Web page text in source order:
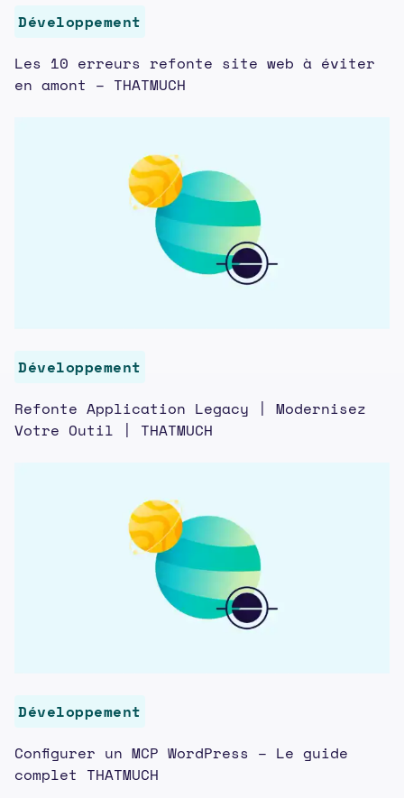
Développement
Les 10 erreurs refonte site web à éviter
en amont – THATMUCH
Développement
Refonte Application Legacy | Modernisez
Votre Outil | THATMUCH
Développement
Configurer un MCP WordPress – Le guide
complet THATMUCH